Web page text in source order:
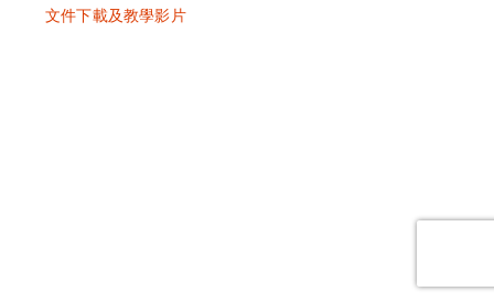
文件下載及教學影片